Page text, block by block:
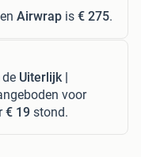
Airwrap is € 275.
Uiterlijk |
voor
€ 19 stond.